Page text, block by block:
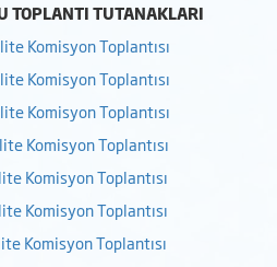
TOPLANTI TUTANAKLARI
Komisyon Toplantısı
Komisyon Toplantısı
Komisyon Toplantısı
Komisyon Toplantısı
Komisyon Toplantısı
Komisyon Toplantısı
Komisyon Toplantısı